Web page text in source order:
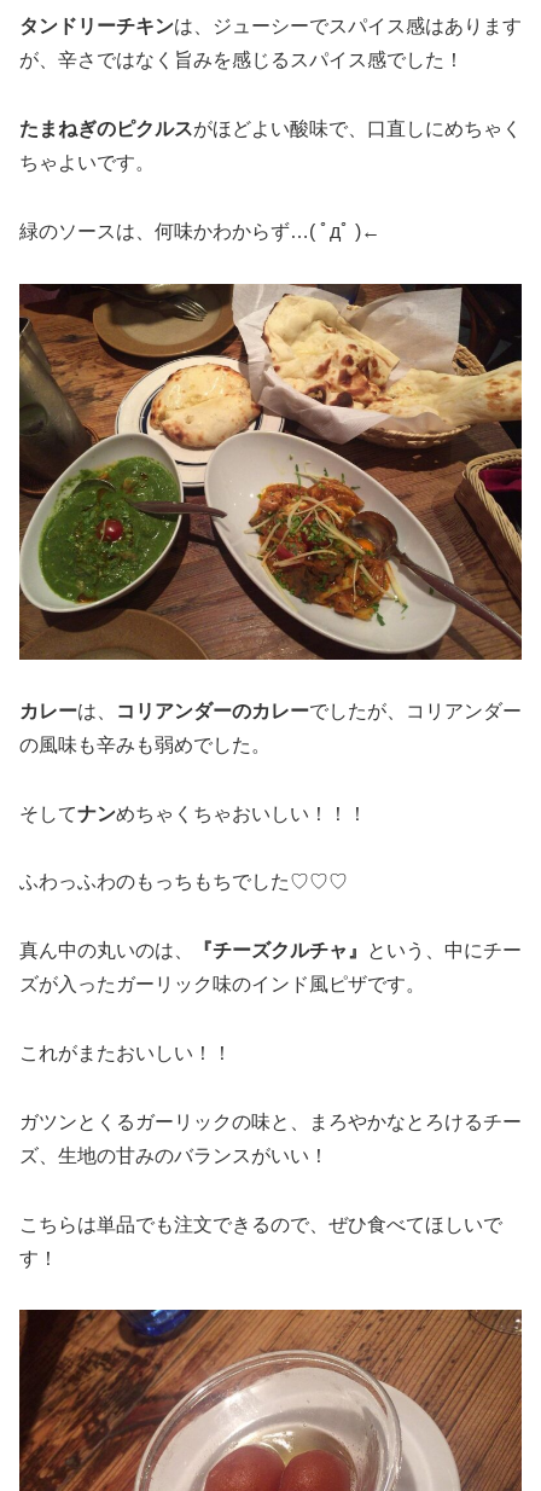
タンドリーチキンは、ジューシーでスパイス感はあります
が、辛さではなく旨みを感じるスパイス感でした！
たまねぎのピクルスがほどよい酸味で、口直しにめちゃく
ちゃよいです。
緑のソースは、何味かわからず…( ﾟдﾟ )←
カレーは、 コリアンダーのカレーでしたが、コリアンダー
の風味も辛みも弱めでした。
そしてナンめちゃくちゃおいしい！！！
ふわっふわのもっちもちでした♡♡♡
真ん中の丸いのは、 『チーズクルチャ』
という、中にチー
ズが入ったガーリック味のインド風ピザです。
これがまたおいしい！！
ガツンとくるガーリックの味と、まろやかなとろけるチー
ズ、生地の甘みのバランスがいい！
こちらは単品でも注文できるので、ぜひ食べてほしいで
す！